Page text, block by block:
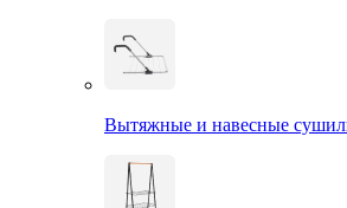
Вытяжные и навесные